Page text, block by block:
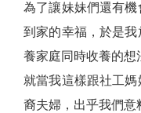
為了讓妹妹們還有
到家的幸福，於是
養家庭同時收養的想
就當我這樣跟社工
裔夫婦，出乎我們意